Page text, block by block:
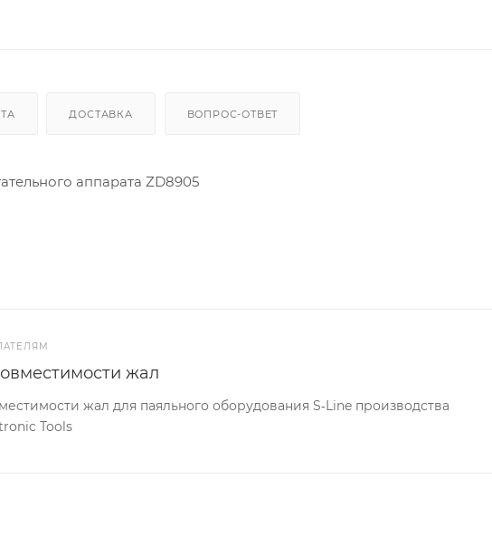
ДОСТАВКА ВОПРОС-ОТВЕТ
аппарата ZD8905
жал
жал для паяльного оборудования S‐Line производства
Tools